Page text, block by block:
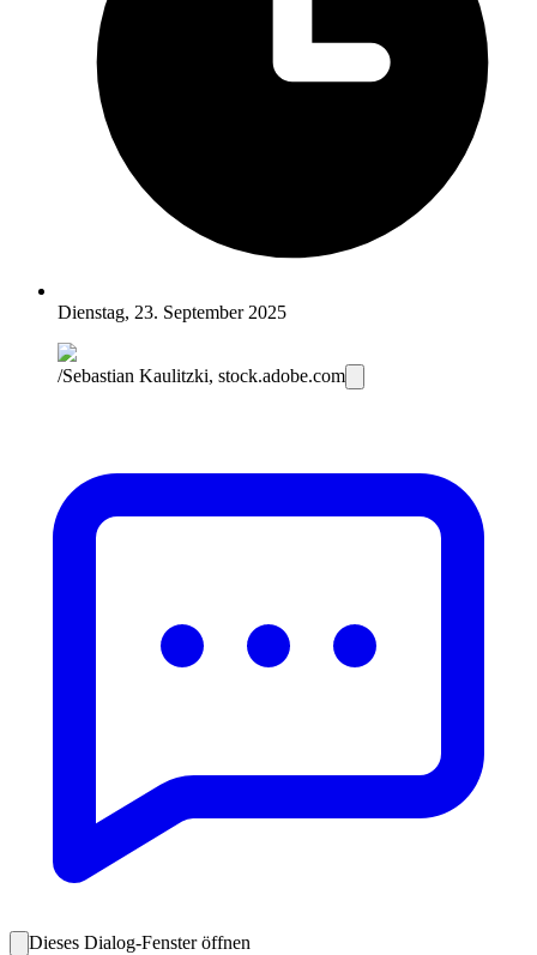
Dienstag, 23. September 2025
/Sebastian Kaulitzki, stock.adobe.com
Dieses Dialog-Fenster öffnen